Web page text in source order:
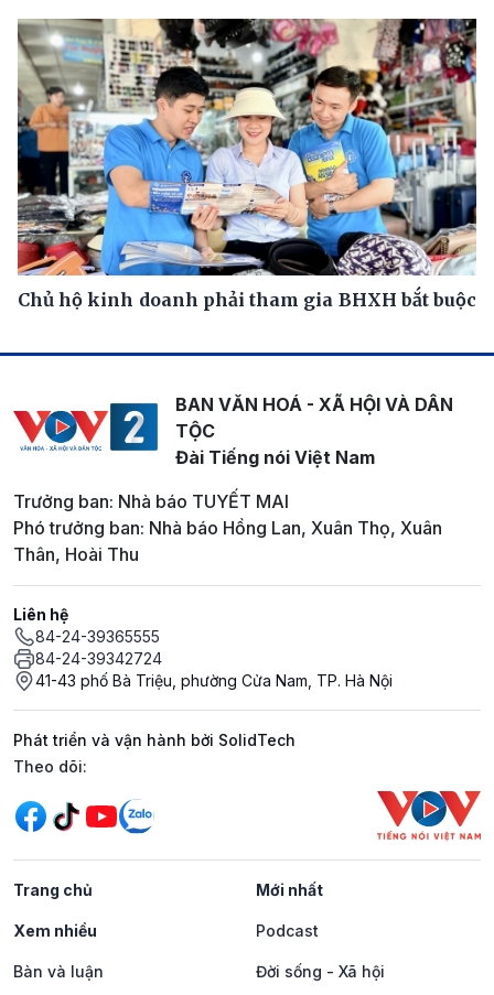
Chủ hộ kinh doanh phải tham gia BHXH bắt buộc
BAN VĂN HOÁ - XÃ HỘI VÀ DÂN
TỘC
Đài Tiếng nói Việt Nam
Trưởng ban: Nhà báo TUYẾT MAI
Phó trưởng ban: Nhà báo Hồng Lan, Xuân Thọ, Xuân
Thân, Hoài Thu
Liên hệ
84-24-39365555
84-24-39342724
41-43 phố Bà Triệu, phường Cửa Nam, TP. Hà Nội
Phát triển và vận hành bởi SolidTech
Mạng xã hội
Theo dõi:
Trang chủ Mới nhất
Xem nhiều Podcast
Bàn và luận Đời sống - Xã hội